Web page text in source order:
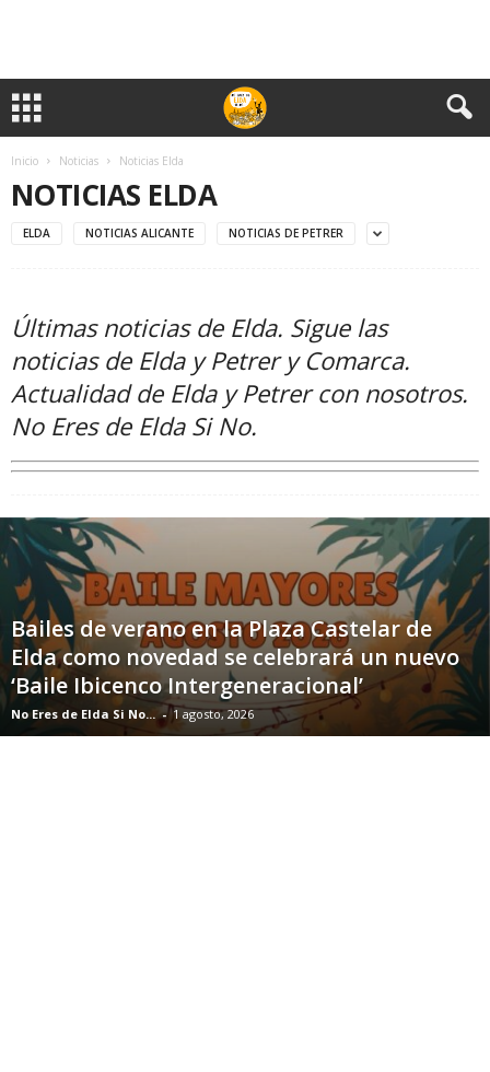
Inicio Noticias Noticias Elda
NOTICIAS ELDA
ELDA NOTICIAS ALICANTE NOTICIAS DE PETRER
Últimas noticias de Elda. Sigue las
noticias de Elda y Petrer y Comarca.
Actualidad de Elda y Petrer con nosotros.
No Eres de Elda Si No.
Bailes de verano en la Plaza Castelar de
Elda como novedad se celebrará un nuevo
‘Baile Ibicenco Intergeneracional’
No Eres de Elda Si No... - 1 agosto, 2026